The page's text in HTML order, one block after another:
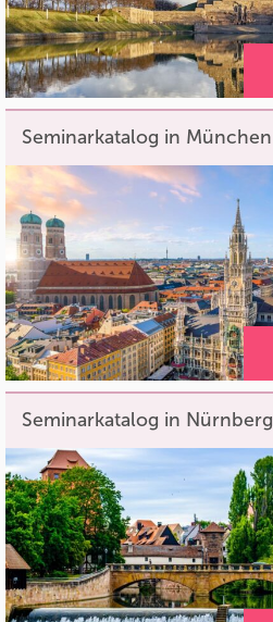
Seminarkatalog in München
Seminarkatalog in Nürnberg